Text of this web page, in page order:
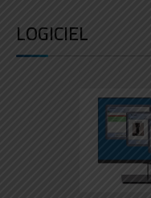
LOGICIEL